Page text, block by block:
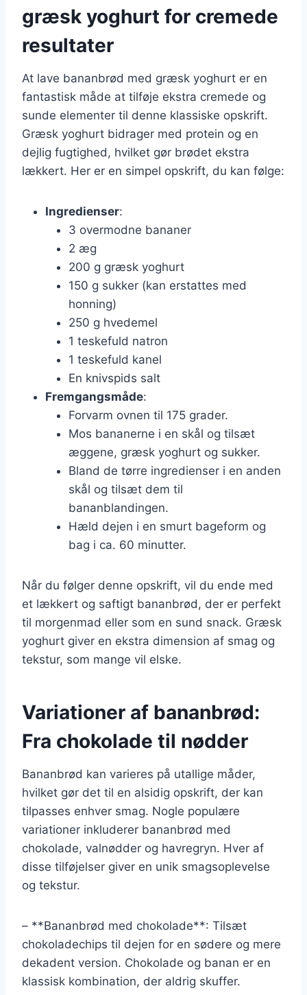
græsk yoghurt for cremede
resultater
At lave bananbrød med græsk yoghurt er en
fantastisk måde at tilføje ekstra cremede og
sunde elementer til denne klassiske opskrift.
Græsk yoghurt bidrager med protein og en
dejlig fugtighed, hvilket gør brødet ekstra
lækkert. Her er en simpel opskrift, du kan følge:
Ingredienser:
3 overmodne bananer
2 æg
200 g græsk yoghurt
150 g sukker (kan erstattes med
honning)
250 g hvedemel
1 teskefuld natron
1 teskefuld kanel
En knivspids salt
Fremgangsmåde:
Forvarm ovnen til 175 grader.
Mos bananerne i en skål og tilsæt
æggene, græsk yoghurt og sukker.
Bland de tørre ingredienser i en anden
skål og tilsæt dem til
bananblandingen.
Hæld dejen i en smurt bageform og
bag i ca. 60 minutter.
Når du følger denne opskrift, vil du ende med
et lækkert og saftigt bananbrød, der er perfekt
til morgenmad eller som en sund snack. Græsk
yoghurt giver en ekstra dimension af smag og
tekstur, som mange vil elske.
Variationer af bananbrød:
Fra chokolade til nødder
Bananbrød kan varieres på utallige måder,
hvilket gør det til en alsidig opskrift, der kan
tilpasses enhver smag. Nogle populære
variationer inkluderer bananbrød med
chokolade, valnødder og havregryn. Hver af
disse tilføjelser giver en unik smagsoplevelse
og tekstur.
– **Bananbrød med chokolade**: Tilsæt
chokoladechips til dejen for en sødere og mere
dekadent version. Chokolade og banan er en
klassisk kombination, der aldrig skuffer.